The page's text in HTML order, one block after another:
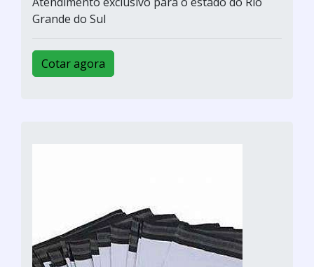
Grande do Sul
Cotar agora